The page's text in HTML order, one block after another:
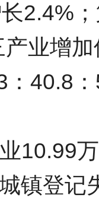
2.4%
业增
：40.8
10.99
镇登记